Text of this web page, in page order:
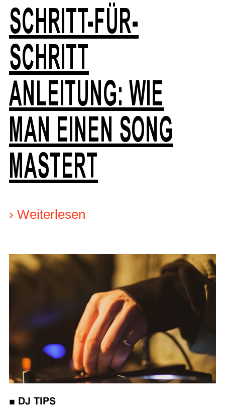
SCHRITT-FÜR-
SCHRITT
ANLEITUNG: WIE
MAN EINEN SONG
MASTERT
› Weiterlesen
■ DJ TIPS